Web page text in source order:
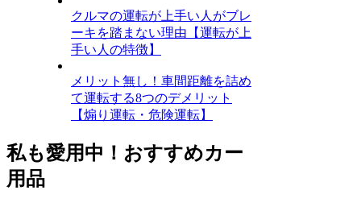
クルマの運転が上手い人がブレ
ーキを踏まない理由【運転が上
手い人の特徴】
メリット無し！車間距離を詰め
て運転する8つのデメリット
【煽り運転・危険運転】
私も愛用中！おすすめカー
用品